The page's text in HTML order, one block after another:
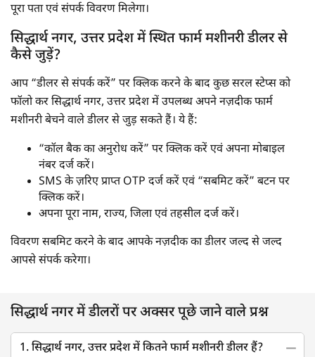
पूरा पता एवं संपर्क विवरण मिलेगा।
सिद्धार्थ नगर, उत्तर प्रदेश में स्थित फार्म मशीनरी डीलर से
कैसे जुड़ें?
आप “डीलर से संपर्क करें” पर क्लिक करने के बाद कुछ सरल स्टेप्स को
फॉलो कर सिद्धार्थ नगर, उत्तर प्रदेश में उपलब्ध अपने नज़दीक फार्म
मशीनरी बेचने वाले डीलर से जुड़ सकते हैं। ये हैं:
“कॉल बैक का अनुरोध करें” पर क्लिक करें एवं अपना मोबाइल
नंबर दर्ज करें।
SMS के ज़रिए प्राप्त OTP दर्ज करें एवं “सबमिट करें” बटन पर
क्लिक करें।
अपना पूरा नाम, राज्य, जिला एवं तहसील दर्ज करें।
विवरण सबमिट करने के बाद आपके नज़दीक का डीलर जल्द से जल्द
आपसे संपर्क करेगा।
सिद्धार्थ नगर में डीलरों पर अक्सर पूछे जाने वाले प्रश्न
1. सिद्धार्थ नगर, उत्तर प्रदेश में कितने फार्म मशीनरी डीलर हैं?